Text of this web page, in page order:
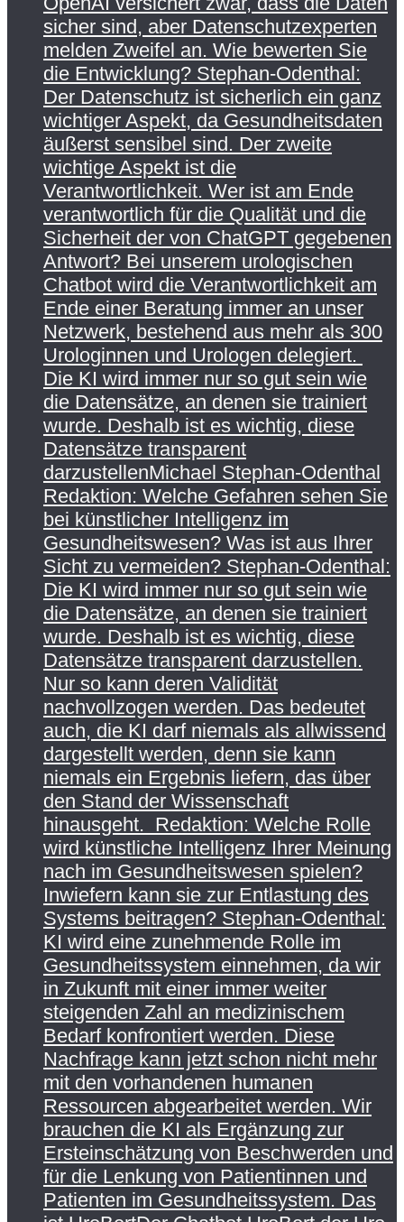
sicher sind, aber Datenschutzexperten
melden Zweifel an. Wie bewerten Sie
die Entwicklung? Stephan-Odenthal:
Der Datenschutz ist sicherlich ein ganz
wichtiger Aspekt, da Gesundheitsdaten
äußerst sensibel sind. Der zweite
wichtige Aspekt ist die
Verantwortlichkeit. Wer ist am Ende
verantwortlich für die Qualität und die
Sicherheit der von ChatGPT gegebenen
Antwort? Bei unserem urologischen
Chatbot wird die Verantwortlichkeit am
Ende einer Beratung immer an unser
Netzwerk, bestehend aus mehr als 300
Urologinnen und Urologen delegiert.
Die KI wird immer nur so gut sein wie
die Datensätze, an denen sie trainiert
wurde. Deshalb ist es wichtig, diese
Datensätze transparent
darzustellenMichael Stephan-Odenthal
Redaktion: Welche Gefahren sehen Sie
bei künstlicher Intelligenz im
Gesundheitswesen? Was ist aus Ihrer
Sicht zu vermeiden? Stephan-Odenthal:
Die KI wird immer nur so gut sein wie
die Datensätze, an denen sie trainiert
wurde. Deshalb ist es wichtig, diese
Datensätze transparent darzustellen.
Nur so kann deren Validität
nachvollzogen werden. Das bedeutet
auch, die KI darf niemals als allwissend
dargestellt werden, denn sie kann
niemals ein Ergebnis liefern, das über
den Stand der Wissenschaft
hinausgeht. Redaktion: Welche Rolle
wird künstliche Intelligenz Ihrer Meinung
nach im Gesundheitswesen spielen?
Inwiefern kann sie zur Entlastung des
Systems beitragen? Stephan-Odenthal:
KI wird eine zunehmende Rolle im
Gesundheitssystem einnehmen, da wir
in Zukunft mit einer immer weiter
steigenden Zahl an medizinischem
Bedarf konfrontiert werden. Diese
Nachfrage kann jetzt schon nicht mehr
mit den vorhandenen humanen
Ressourcen abgearbeitet werden. Wir
brauchen die KI als Ergänzung zur
Ersteinschätzung von Beschwerden und
für die Lenkung von Patientinnen und
Patienten im Gesundheitssystem. Das